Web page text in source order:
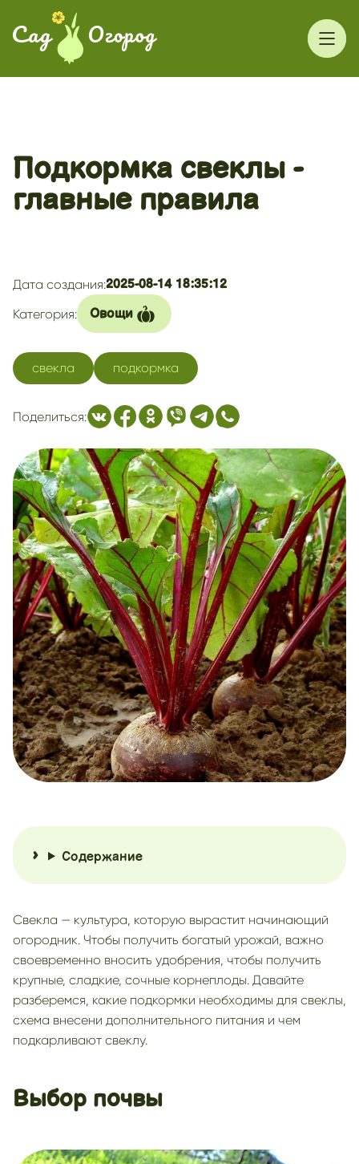
Подкормка свеклы -
главные правила
Дата создания:2025-08-14 18:35:12
Категория: Овощи
свекла подкормка
Поделиться:
Содержание
Свекла — культура, которую вырастит начинающий
огородник. Чтобы получить богатый урожай, важно
своевременно вносить удобрения, чтобы получить
крупные, сладкие, сочные корнеплоды. Давайте
разберемся, какие подкормки необходимы для свеклы,
схема внесени дополнительного питания и чем
подкарливают свеклу.
Выбор почвы